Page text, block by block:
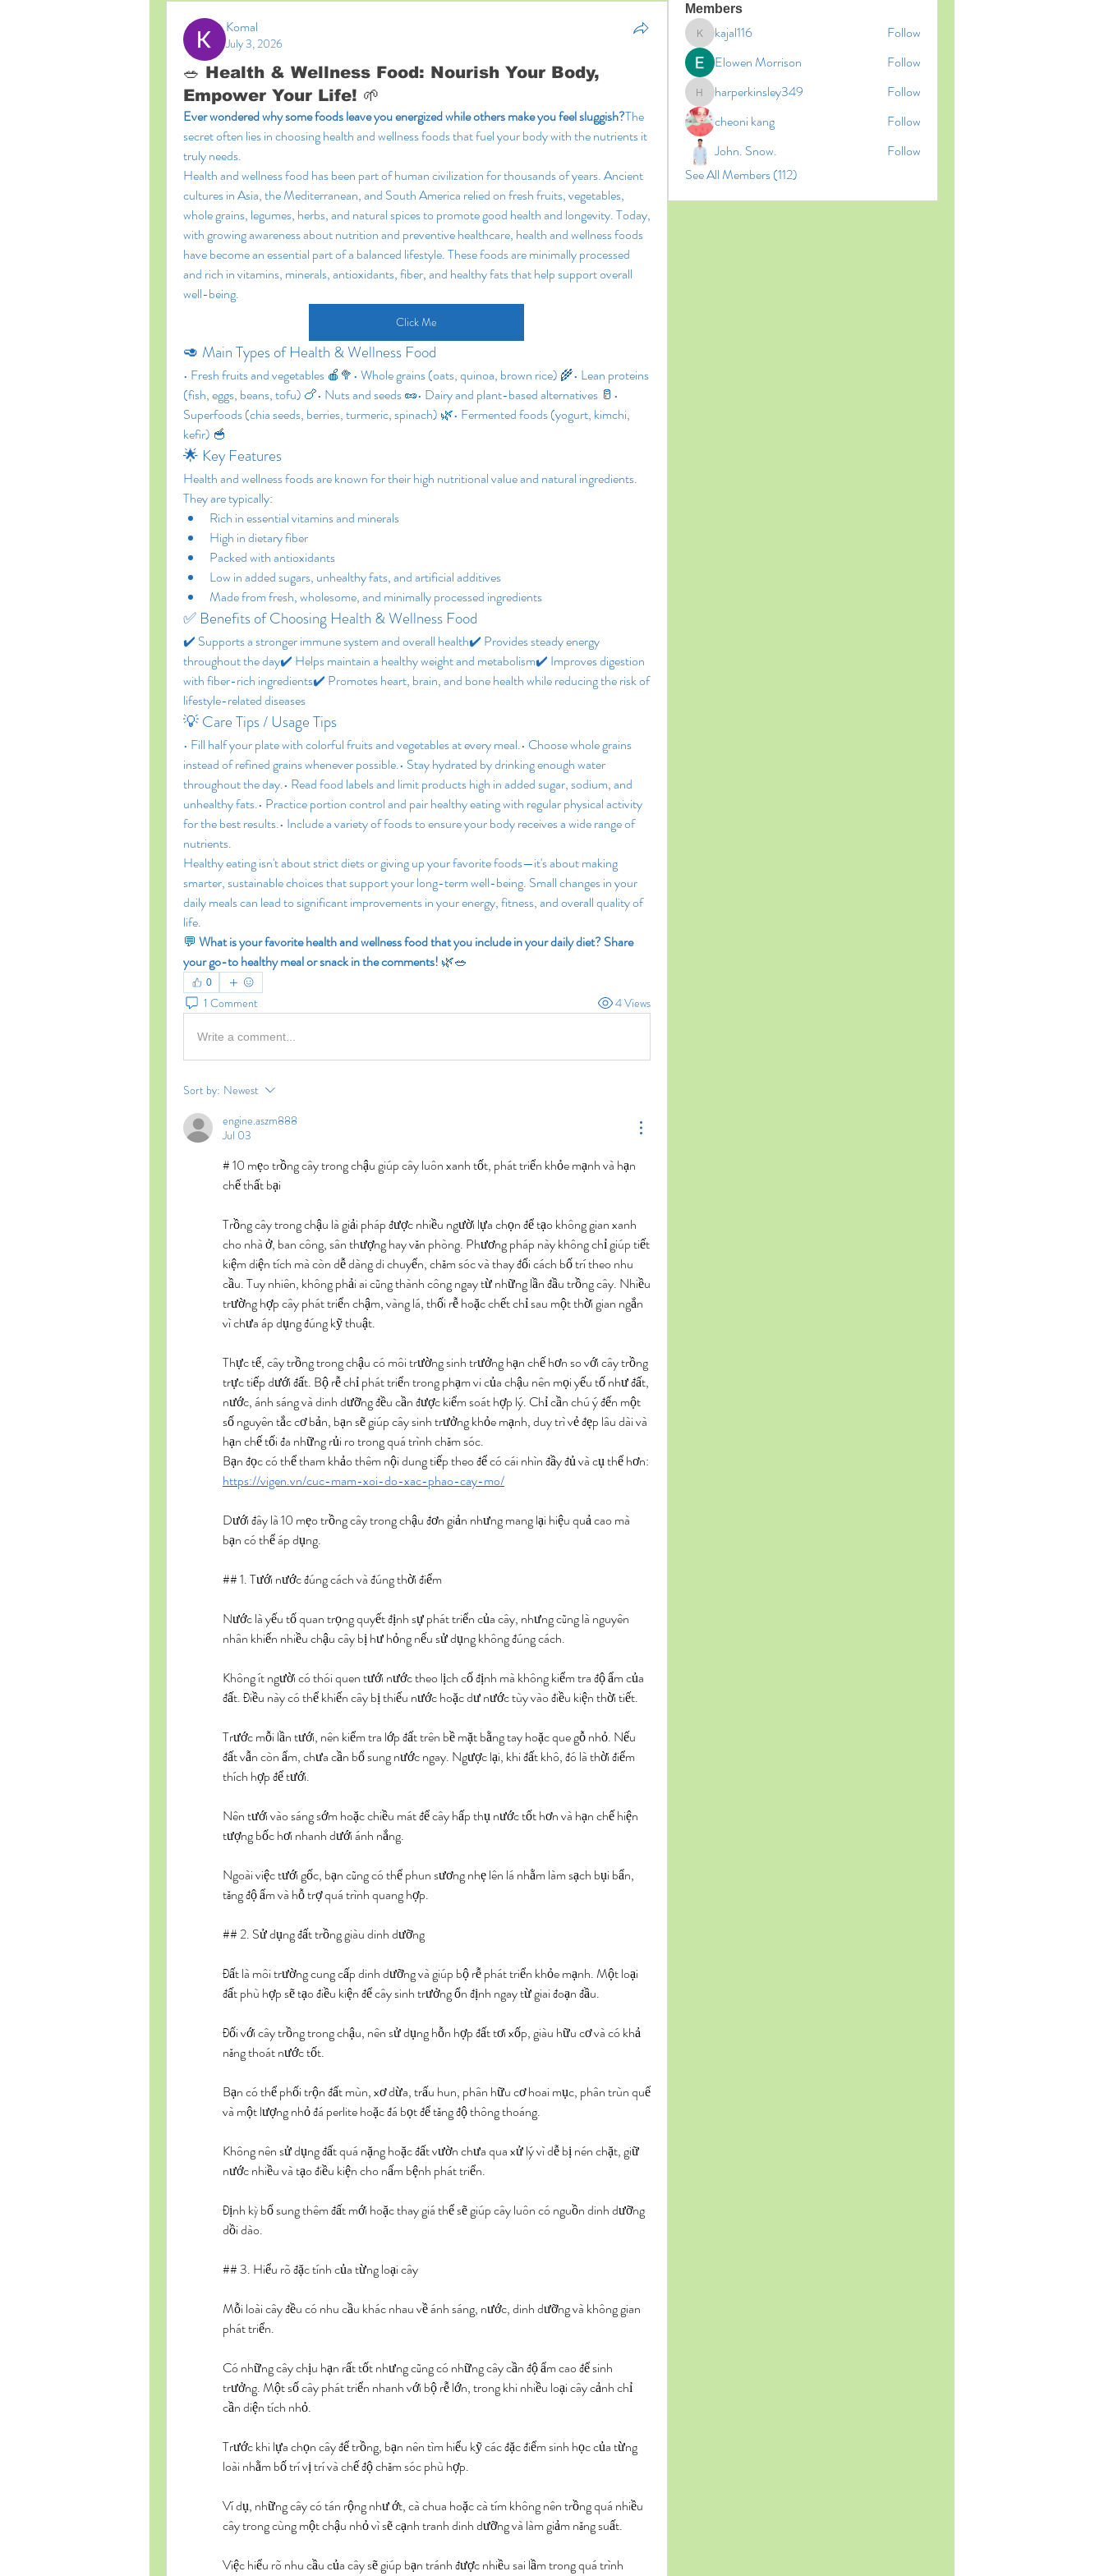
Komal
July 3, 2026
🥗 Health & Wellness Food: Nourish Your Body,
Empower Your Life! 🌱
Ever wondered why some foods leave you energized while others make you feel sluggish?The
secret often lies in choosing health and wellness foods that fuel your body with the nutrients it
truly needs.
Health and wellness food has been part of human civilization for thousands of years. Ancient
cultures in Asia, the Mediterranean, and South America relied on fresh fruits, vegetables,
whole grains, legumes, herbs, and natural spices to promote good health and longevity. Today,
with growing awareness about nutrition and preventive healthcare, health and wellness foods
have become an essential part of a balanced lifestyle. These foods are minimally processed
and rich in vitamins, minerals, antioxidants, fiber, and healthy fats that help support overall
well-being.
Click Me
🥑 Main Types of Health & Wellness Food
• Fresh fruits and vegetables 🍎🥦• Whole grains (oats, quinoa, brown rice) 🌾• Lean proteins
(fish, eggs, beans, tofu) 🍗• Nuts and seeds 🥜• Dairy and plant-based alternatives 🥛•
Superfoods (chia seeds, berries, turmeric, spinach) 🌿• Fermented foods (yogurt, kimchi,
kefir) 🥣
🌟 Key Features
Health and wellness foods are known for their high nutritional value and natural ingredients.
They are typically:
Rich in essential vitamins and minerals
High in dietary fiber
Packed with antioxidants
Low in added sugars, unhealthy fats, and artificial additives
Made from fresh, wholesome, and minimally processed ingredients
✅ Benefits of Choosing Health & Wellness Food
✔️ Supports a stronger immune system and overall health✔️ Provides steady energy
throughout the day✔️ Helps maintain a healthy weight and metabolism✔️ Improves digestion
with fiber-rich ingredients✔️ Promotes heart, brain, and bone health while reducing the risk of
lifestyle-related diseases
💡 Care Tips / Usage Tips
• Fill half your plate with colorful fruits and vegetables at every meal.• Choose whole grains
instead of refined grains whenever possible.• Stay hydrated by drinking enough water
throughout the day.• Read food labels and limit products high in added sugar, sodium, and
unhealthy fats.• Practice portion control and pair healthy eating with regular physical activity
for the best results.• Include a variety of foods to ensure your body receives a wide range of
nutrients.
Healthy eating isn't about strict diets or giving up your favorite foods—it's about making
smarter, sustainable choices that support your long-term well-being. Small changes in your
daily meals can lead to significant improvements in your energy, fitness, and overall quality of
life.
💬 What is your favorite health and wellness food that you include in your daily diet? Share
your go-to healthy meal or snack in the comments! 🌿🥗
0
1 Comment 4 Views
Write a comment...
Sort by: Newest
engine.aszm888
Jul 03
# 10 mẹo trồng cây trong chậu giúp cây luôn xanh tốt, phát triển khỏe mạnh và hạn
chế thất bại
Trồng cây trong chậu là giải pháp được nhiều người lựa chọn để tạo không gian xanh
cho nhà ở, ban công, sân thượng hay văn phòng. Phương pháp này không chỉ giúp tiết
kiệm diện tích mà còn dễ dàng di chuyển, chăm sóc và thay đổi cách bố trí theo nhu
cầu. Tuy nhiên, không phải ai cũng thành công ngay từ những lần đầu trồng cây. Nhiều
trường hợp cây phát triển chậm, vàng lá, thối rễ hoặc chết chỉ sau một thời gian ngắn
vì chưa áp dụng đúng kỹ thuật.
Thực tế, cây trồng trong chậu có môi trường sinh trưởng hạn chế hơn so với cây trồng
trực tiếp dưới đất. Bộ rễ chỉ phát triển trong phạm vi của chậu nên mọi yếu tố như đất,
nước, ánh sáng và dinh dưỡng đều cần được kiểm soát hợp lý. Chỉ cần chú ý đến một
số nguyên tắc cơ bản, bạn sẽ giúp cây sinh trưởng khỏe mạnh, duy trì vẻ đẹp lâu dài và
hạn chế tối đa những rủi ro trong quá trình chăm sóc.
https://vigen.vn/cuc-mam-xoi-do-xac-phao-cay-mo/
Dưới đây là 10 mẹo trồng cây trong chậu đơn giản nhưng mang lại hiệu quả cao mà
bạn có thể áp dụng.
## 1. Tưới nước đúng cách và đúng thời điểm
Nước là yếu tố quan trọng quyết định sự phát triển của cây, nhưng cũng là nguyên
nhân khiến nhiều chậu cây bị hư hỏng nếu sử dụng không đúng cách.
Không ít người có thói quen tưới nước theo lịch cố định mà không kiểm tra độ ẩm của
đất. Điều này có thể khiến cây bị thiếu nước hoặc dư nước tùy vào điều kiện thời tiết.
Trước mỗi lần tưới, nên kiểm tra lớp đất trên bề mặt bằng tay hoặc que gỗ nhỏ. Nếu
đất vẫn còn ẩm, chưa cần bổ sung nước ngay. Ngược lại, khi đất khô, đó là thời điểm
thích hợp để tưới.
Nên tưới vào sáng sớm hoặc chiều mát để cây hấp thụ nước tốt hơn và hạn chế hiện
tượng bốc hơi nhanh dưới ánh nắng.
Ngoài việc tưới gốc, bạn cũng có thể phun sương nhẹ lên lá nhằm làm sạch bụi bẩn,
tăng độ ẩm và hỗ trợ quá trình quang hợp.
## 2. Sử dụng đất trồng giàu dinh dưỡng
Đất là môi trường cung cấp dinh dưỡng và giúp bộ rễ phát triển khỏe mạnh. Một loại
đất phù hợp sẽ tạo điều kiện để cây sinh trưởng ổn định ngay từ giai đoạn đầu.
Đối với cây trồng trong chậu, nên sử dụng hỗn hợp đất tơi xốp, giàu hữu cơ và có khả
năng thoát nước tốt.
Bạn có thể phối trộn đất mùn, xơ dừa, trấu hun, phân hữu cơ hoai mục, phân trùn quế
và một lượng nhỏ đá perlite hoặc đá bọt để tăng độ thông thoáng.
Không nên sử dụng đất quá nặng hoặc đất vườn chưa qua xử lý vì dễ bị nén chặt, giữ
nước nhiều và tạo điều kiện cho nấm bệnh phát triển.
Định kỳ bổ sung thêm đất mới hoặc thay giá thể sẽ giúp cây luôn có nguồn dinh dưỡng
dồi dào.
## 3. Hiểu rõ đặc tính của từng loại cây
Mỗi loài cây đều có nhu cầu khác nhau về ánh sáng, nước, dinh dưỡng và không gian
phát triển.
Có những cây chịu hạn rất tốt nhưng cũng có những cây cần độ ẩm cao để sinh
trưởng. Một số cây phát triển nhanh với bộ rễ lớn, trong khi nhiều loại cây cảnh chỉ
cần diện tích nhỏ.
Trước khi lựa chọn cây để trồng, bạn nên tìm hiểu kỹ các đặc điểm sinh học của từng
loài nhằm bố trí vị trí và chế độ chăm sóc phù hợp.
Ví dụ, những cây có tán rộng như ớt, cà chua hoặc cà tím không nên trồng quá nhiều
cây trong cùng một chậu nhỏ vì sẽ cạnh tranh dinh dưỡng và làm giảm năng suất.
Việc hiểu rõ nhu cầu của cây sẽ giúp bạn tránh được nhiều sai lầm trong quá trình
Members
kajal116
kajal116
Follow
Elowen Morrison
Follow
harperkinsley349
harperkinsley349
Follow
cheoni kang
Follow
John. Snow.
Follow
See All Members (112)